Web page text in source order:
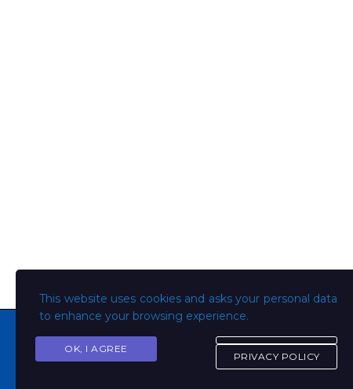
This website uses cookies and asks your personal data
to enhance your browsing experience.
OK, I AGREE
PRIVACY POLICY